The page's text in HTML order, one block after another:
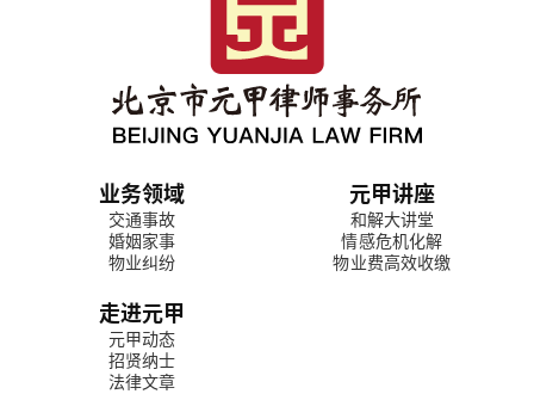
业务领域
交通事故
婚姻家事
物业纠纷
元甲讲座
和解大讲堂
情感危机化解
物业费高效收缴
走进元甲
元甲动态
招贤纳士
法律文章